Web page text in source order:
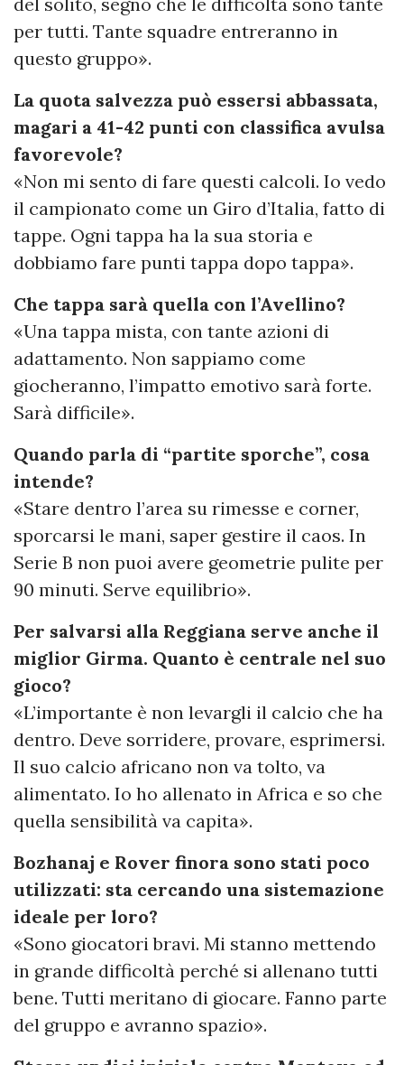
per tutti. Tante squadre entreranno in
questo gruppo».
La quota salvezza può essersi abbassata,
magari a 41-42 punti con classifica avulsa
favorevole?
«Non mi sento di fare questi calcoli. Io vedo
il campionato come un Giro d’Italia, fatto di
tappe. Ogni tappa ha la sua storia e
dobbiamo fare punti tappa dopo tappa».
Che tappa sarà quella con l’Avellino?
«Una tappa mista, con tante azioni di
adattamento. Non sappiamo come
giocheranno, l’impatto emotivo sarà forte.
Sarà difficile».
Quando parla di “partite sporche”, cosa
intende?
«Stare dentro l’area su rimesse e corner,
sporcarsi le mani, saper gestire il caos. In
Serie B non puoi avere geometrie pulite per
90 minuti. Serve equilibrio».
Per salvarsi alla Reggiana serve anche il
miglior Girma. Quanto è centrale nel suo
gioco?
«L’importante è non levargli il calcio che ha
dentro. Deve sorridere, provare, esprimersi.
Il suo calcio africano non va tolto, va
alimentato. Io ho allenato in Africa e so che
quella sensibilità va capita».
Bozhanaj e Rover finora sono stati poco
utilizzati: sta cercando una sistemazione
ideale per loro?
«Sono giocatori bravi. Mi stanno mettendo
in grande difficoltà perché si allenano tutti
bene. Tutti meritano di giocare. Fanno parte
del gruppo e avranno spazio».